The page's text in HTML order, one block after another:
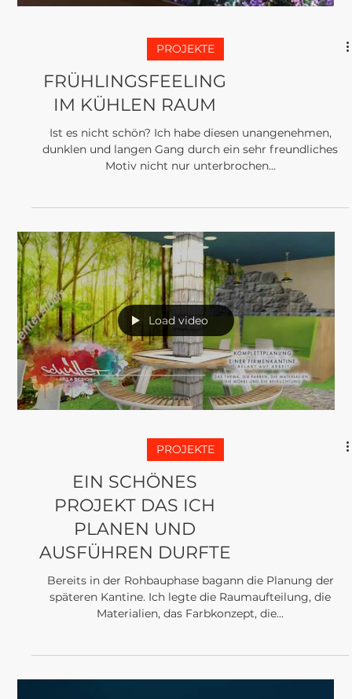
PROJEKTE
FRÜHLINGSFEELING
IM KÜHLEN RAUM
Ist es nicht schön? Ich habe diesen unangenehmen,
dunklen und langen Gang durch ein sehr freundliches
Motiv nicht nur unterbrochen...
Load video
PROJEKTE